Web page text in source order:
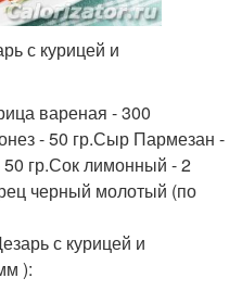
с курицей и
вареная - 300
- 50 гр.Сыр Пармезан -
гр.Сок лимонный - 2
черный молотый (по
с курицей и
):